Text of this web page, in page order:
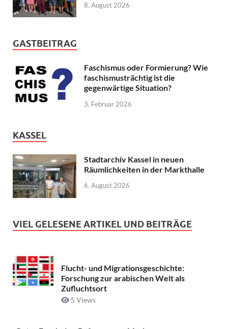
8. August 2026
GASTBEITRAG
Faschismus oder Formierung? Wie
faschismusträchtig ist die
gegenwärtige Situation?
3. Februar 2026
KASSEL
Stadtarchiv Kassel in neuen
Räumlichkeiten in der Markthalle
6. August 2026
VIEL GELESENE ARTIKEL UND BEITRÄGE
Flucht- und Migrationsgeschichte:
Forschung zur arabischen Welt als
Zufluchtsort
5 Views